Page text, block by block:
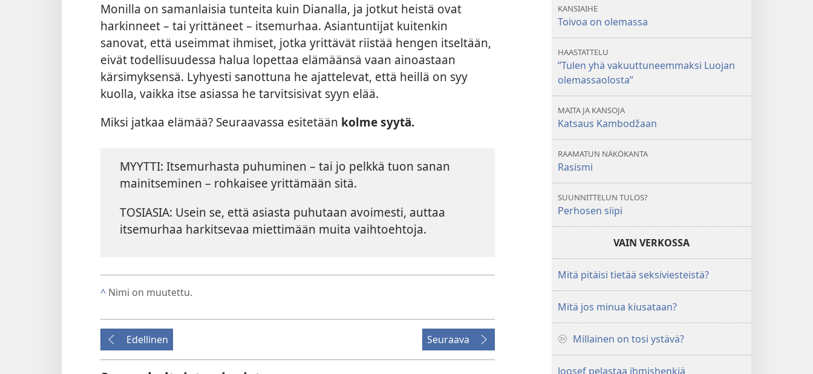
Monilla on samanlaisia tunteita kuin Dianalla, ja jotkut heistä ovat
harkinneet – tai yrittäneet – itsemurhaa. Asiantuntijat kuitenkin
sanovat, että useimmat ihmiset, jotka yrittävät riistää hengen itseltään,
eivät todellisuudessa halua lopettaa elämäänsä vaan ainoastaan
kärsimyksensä. Lyhyesti sanottuna he ajattelevat, että heillä on syy
kuolla, vaikka itse asiassa he tarvitsisivat syyn elää.
Miksi jatkaa elämää? Seuraavassa esitetään kolme syytä.
MYYTTI: Itsemurhasta puhuminen – tai jo pelkkä tuon sanan
mainitseminen – rohkaisee yrittämään sitä.
TOSIASIA: Usein se, että asiasta puhutaan avoimesti, auttaa
itsemurhaa harkitsevaa miettimään muita vaihtoehtoja.
^ Nimi on muutettu.
Edellinen Seuraava
KANSIAIHE
Toivoa on olemassa
HAASTATTELU
”Tulen yhä vakuuttuneemmaksi Luojan
olemassaolosta”
MAITA JA KANSOJA
Katsaus Kambodžaan
RAAMATUN NÄKÖKANTA
Rasismi
SUUNNITTELUN TULOS?
Perhosen siipi
VAIN VERKOSSA
Mitä pitäisi tietää seksiviesteistä?
Mitä jos minua kiusataan?
Millainen on tosi ystävä?
Joosef pelastaa ihmishenkiä